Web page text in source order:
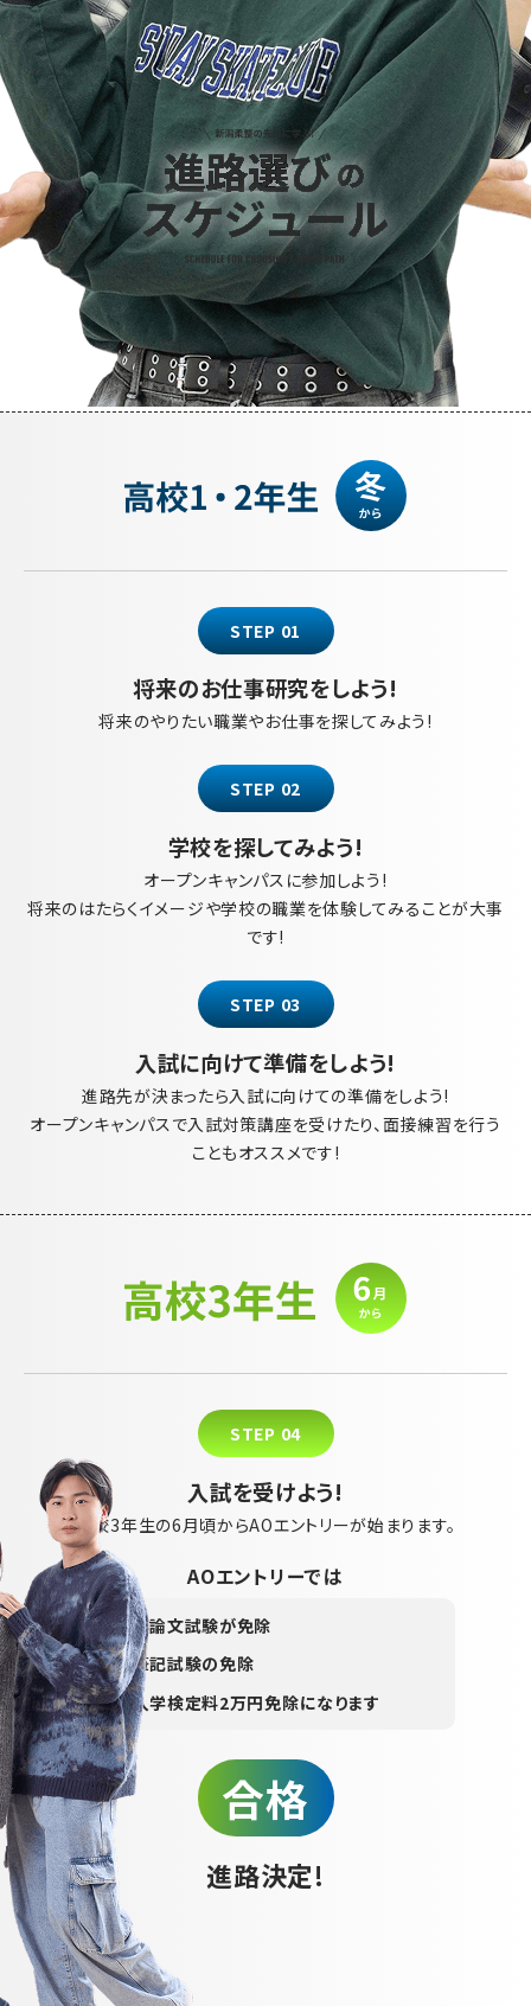
STEP 01
将来のお仕事研究をしよう!
将来のやりたい職業やお仕事を探してみよう!
STEP 02
学校を探してみよう!
オープンキャンパスに参加しよう!
将来のはたらくイメージや学校の職業を体験してみることが大事
です!
STEP 03
入試に向けて準備をしよう!
進路先が決まったら入試に向けての準備をしよう!
オープンキャンパスで入試対策講座を受けたり、面接練習を行う
こともオススメです!
STEP 04
入試を受けよう!
高校3年生の6月頃からAOエントリーが始まります。
AOエントリーでは
1 小論文試験が免除
2 筆記試験の免除
3 入学検定料2万円免除になります
合格
進路決定!